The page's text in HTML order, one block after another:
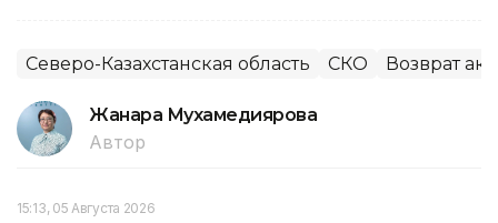
Северо-Казахстанская область СКО Возврат
Жанара Мухамедиярова
Автор
15:13, 05 Августа 2026